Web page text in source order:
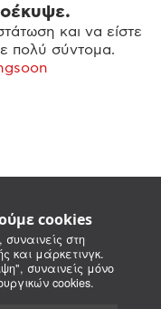
cookies
στη
και μάρκετινγκ.
συναινείς μόνο
cookies.
και να είστε
πολύ σύντομα.